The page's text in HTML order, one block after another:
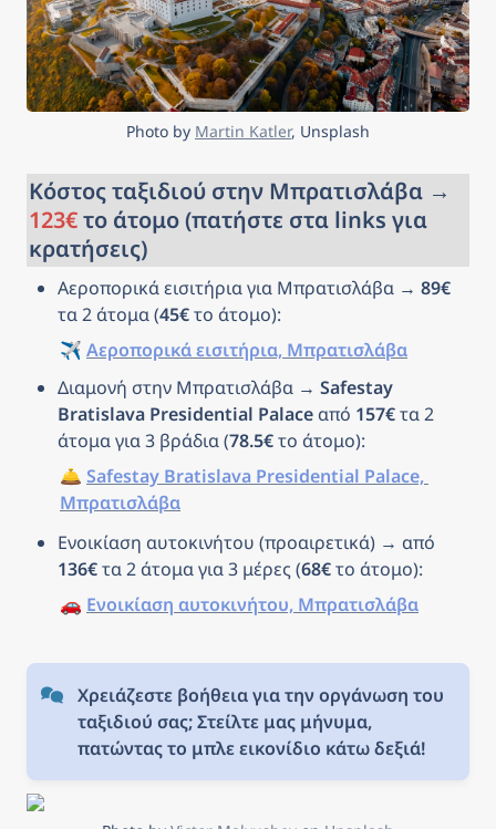
Photo by Martin Katler, Unsplash
123€ το άτομο (πατήστε στα links για
κρατήσεις)
Αεροπορικά εισιτήρια για Μπρατισλάβα → 89€
τα 2 άτομα (45€ το άτομο):
✈️ Αεροπορικά εισιτήρια, Μπρατισλάβα
Διαμονή στην Μπρατισλάβα → Safestay
Bratislava Presidential Palace από 157€ τα 2
άτομα για 3 βράδια (78.5€ το άτομο):
🛎️ Safestay Bratislava Presidential Palace,
Μπρατισλάβα
136€ τα 2 άτομα για 3 μέρες (68€ το άτομο):
🚗 Ενοικίαση αυτοκινήτου, Μπρατισλάβα
Χρειάζεστε βοήθεια για την οργάνωση του
ταξιδιού σας; Στείλτε μας μήνυμα,
πατώντας το μπλε εικονίδιο κάτω δεξιά!